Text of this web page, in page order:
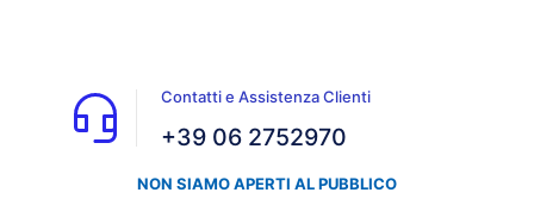
Contatti e Assistenza Clienti
+39 06 2752970
NON SIAMO APERTI AL PUBBLICO